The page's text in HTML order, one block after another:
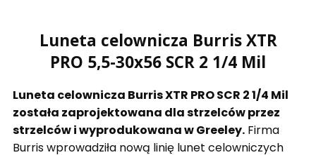
Luneta celownicza Burris XTR
PRO 5,5-30x56 SCR 2 1/4 Mil
Luneta celownicza Burris XTR PRO SCR 2 1/4 Mil
została zaprojektowana dla strzelców przez
strzelców i wyprodukowana w Greeley. Firma
Burris wprowadziła nową linię lunet celowniczych